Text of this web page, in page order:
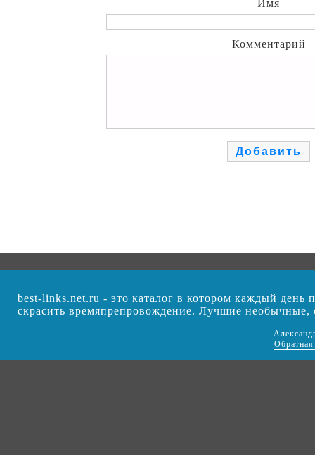
Имя
Комментарий
best-links.net.ru - это каталог в котором каждый день
скрасить времяпрепровождение. Лучшие
Обратная